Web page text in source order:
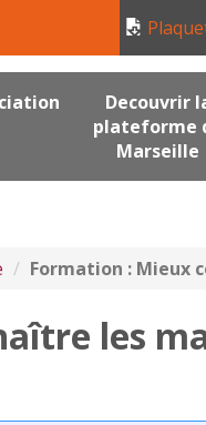
Decouvrir
plateforme
Marseille
Formation : Mieux
les